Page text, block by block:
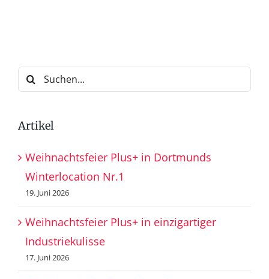
Suche
nach:
Artikel
Weihnachtsfeier Plus+ in Dortmunds
Winterlocation Nr.1
19. Juni 2026
Weihnachtsfeier Plus+ in einzigartiger
Industriekulisse
17. Juni 2026